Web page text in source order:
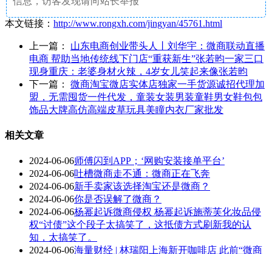
本文链接： http://www.rongxh.com/jingyan/45761.html
上一篇： 山东电商创业带头人丨刘华宇：微商联动直播
电商 帮助当地传统线下门店“重获新生”张若昀一家三口
现身重庆：老婆身材火辣，4岁女儿笑起来像张若昀
下一篇： 微商淘宝微店实体店独家一手货源诚招代理加
盟，无需囤货一件代发，童装女装男装童鞋男女鞋包包
饰品大牌高仿高端皮草玩具美瞳内衣厂家批发
相关文章
2024-06-06师傅闪到APP；‘网购安装接单平台’
2024-06-06吐槽微商走不通：微商正在飞奔
2024-06-06新手卖家该选择淘宝还是微商？
2024-06-06你是否误解了微商？
2024-06-06杨幂起诉微商侵权 杨幂起诉施蒂芙化妆品侵
权“讨债”这个段子太搞笑了，这抵债方式刷新我的认
知，太搞笑了。
2024-06-06海量财经 | 林瑞阳上海新开咖啡店 此前“微商